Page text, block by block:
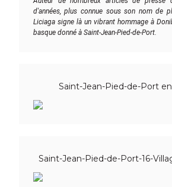
d'années, plus connue sous son nom de
Liciaga signe là un vibrant hommage à
basque donné à Saint-Jean-Pied-de-Port.
Saint-Jean-Pied-de-Port
Saint-Jean-Pied-de-Port-16-